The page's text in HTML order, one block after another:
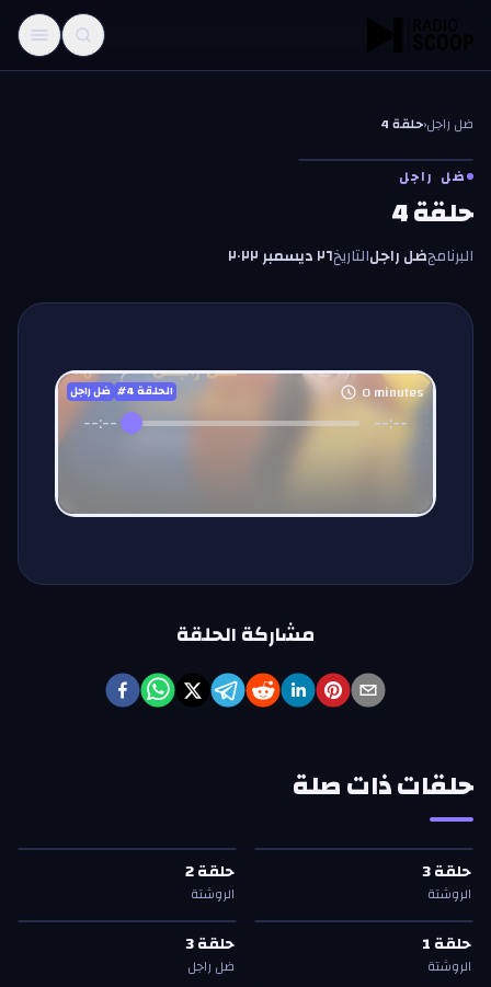
ضل راجل‹حلقة 4
ضل راجل
حلقة 4
البرنامجضل راجلالتاريخ٢٦ ديسمبر ٢٠٢٢
ضل راجل #الحلقة4 0minutes
--:-- --:--
مشاركة الحلقة
حلقات ذات صلة
حلقة3
—الروشتة حلقة 3 حلقة3
الروشتة
حلقة2
—الروشتة حلقة 2 حلقة2
الروشتة
حلقة1
—الروشتة حلقة 1 حلقة1
الروشتة
حلقة3
—ضل راجل حلقة 3 حلقة3
ضل راجل